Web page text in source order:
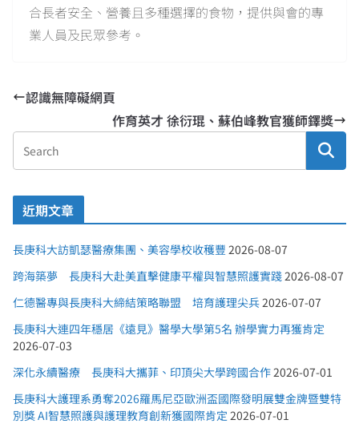
合長者安全、營養且多種選擇的食物，提供與會的專
業人員及民眾參考。
認識無障礙網頁
作育英才 徐衍琨、蘇伯峰教官獲師鐸獎
近期文章
長庚科大訪凱瑟醫療集團、美容學校收穫豐 2026-08-07
跨海築夢 長庚科大赴美直擊健康平權與智慧照護實踐 2026-08-07
仁德醫專與長庚科大締結策略聯盟 培育護理尖兵 2026-07-07
長庚科大連四年穩居《遠見》醫學大學第5名 辦學實力再獲肯定
2026-07-03
深化永續醫療 長庚科大攜菲、印頂尖大學跨國合作 2026-07-01
長庚科大護理系勇奪2026羅馬尼亞歐洲盃國際發明展雙金牌暨雙特
別獎 AI智慧照護與護理教育創新獲國際肯定 2026-07-01